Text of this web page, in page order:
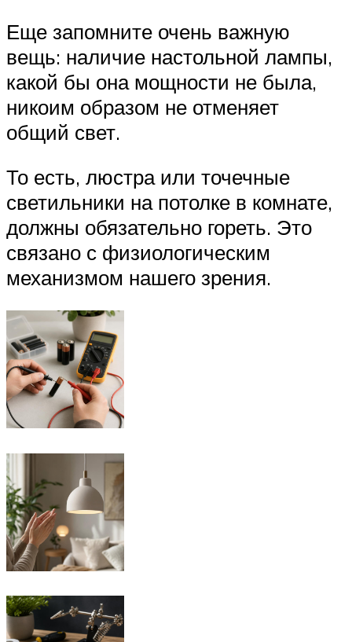
Еще запомните очень важную
вещь: наличие настольной лампы,
какой бы она мощности не была,
никоим образом не отменяет
общий свет.
То есть, люстра или точечные
светильники на потолке в комнате,
должны обязательно гореть. Это
связано с физиологическим
механизмом нашего зрения.